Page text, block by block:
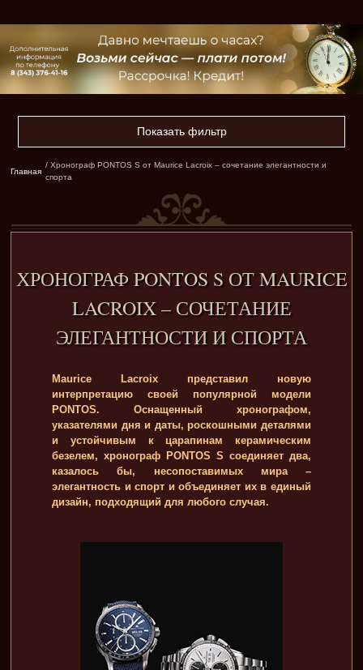
Показать фильтр
Главная
/ Хронограф PONTOS S от Maurice Lacroix – сочетание элегантности и
спорта
ХРОНОГРАФ PONTOS S ОТ MAURICE
LACROIX – СОЧЕТАНИЕ
ЭЛЕГАНТНОСТИ И СПОРТА
Maurice Lacroix представил новую
интерпретацию своей популярной модели
PONTOS. Оснащенный хронографом,
указателями дня и даты, роскошными деталями
и устойчивым к царапинам керамическим
безелем, хронограф PONTOS S соединяет два,
казалось бы, несопоставимых мира –
элегантность и спорт и объединяет их в единый
дизайн, подходящий для любого случая.